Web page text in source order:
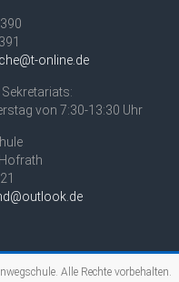
online.de
von 7:30-13:30 Uhr
. Alle Rechte vorbehalten.